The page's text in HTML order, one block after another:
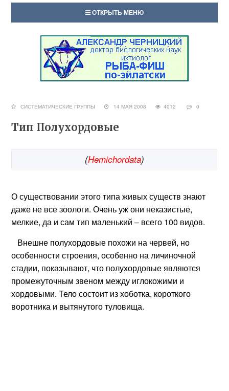
ОТКРЫТЬ МЕНЮ
СИСТЕМАТИЧЕСКИЕ ГРУППЫ 14 МАЯ 2008 4012 0
Тип Полухордовые
(Hemichordata)
О существовании этого типа живых существ знают
даже не все зоологи. Очень уж они неказистые,
мелкие, да и сам тип маленький – всего 100 видов.
Внешне полухордовые похожи на червей, но
особенности строения, особенно на личиночной
стадии, показывают, что полухордовые являются
промежуточным звеном между иглокожими и
хордовыми. Тело состоит из хоботка, короткого
воротника и вытянутого туловища.